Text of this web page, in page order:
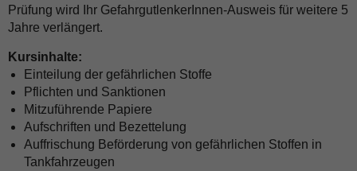
Prüfung wird Ihr GefahrgutlenkerInnen-Ausweis für weitere 5
Jahre verlängert.
Kursinhalte:
Einteilung der gefährlichen Stoffe
Pflichten und Sanktionen
Mitzuführende Papiere
Aufschriften und Bezettelung
Auffrischung Beförderung von gefährlichen Stoffen in
Tankfahrzeugen